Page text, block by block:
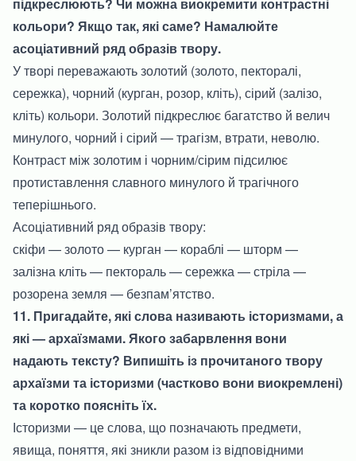
кольори? Якщо так, які саме? Намалюйте
асоціативний ряд образів твору.
У творі переважають золотий (золото, пекторалі,
сережка), чорний (курган, розор, кліть), сірий (залізо,
кліть) кольори. Золотий підкреслює багатство й велич
минулого, чорний і сірий — трагізм, втрати, неволю.
Контраст між золотим і чорним/сірим підсилює
протиставлення славного минулого й трагічного
теперішнього.
Асоціативний ряд образів твору:
скіфи — золото — курган — кораблі — шторм —
залізна кліть — пектораль — сережка — стріла —
розорена земля — безпам’ятство.
11. Пригадайте, які слова називають історизмами, а
які — архаїзмами. Якого забарвлення вони
надають тексту? Випишіть із прочитаного твору
архаїзми та історизми (частково вони виокремлені)
та коротко поясніть їх.
Історизми — це слова, що позначають предмети,
явища, поняття, які зникли разом із відповідними